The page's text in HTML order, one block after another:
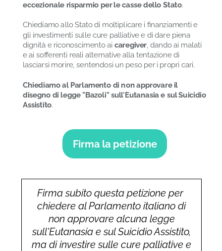
eccezionale risparmio per le casse dello Stato.
Chiediamo allo Stato di moltiplicare i finanziamenti e
gli investimenti sulle cure palliative e di dare piena
dignità e riconoscimento ai caregiver , dando ai malati
e ai sofferenti reali alternative alla tentazione di
lasciarsi morire, sentendosi un peso per i propri cari.
Chiediamo al Parlamento di non approvare il
disegno di legge "Bazoli" sull'Eutanasia e sul Suicidio
Assistito.
Firma la petizione
Firma subito questa petizione per
chiedere al Parlamento italiano di
non approvare alcuna legge
sull'Eutanasia e sul Suicidio Assistito,
ma di investire sulle cure palliative e